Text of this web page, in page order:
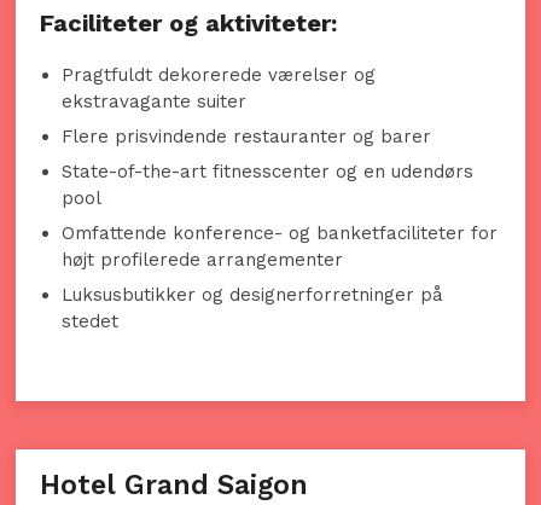
Faciliteter og aktiviteter:
Pragtfuldt dekorerede værelser og
ekstravagante suiter
Flere prisvindende restauranter og barer
State-of-the-art fitnesscenter og en udendørs
pool
Omfattende konference- og banketfaciliteter for
højt profilerede arrangementer
Luksusbutikker og designerforretninger på
stedet
Hotel Grand Saigon